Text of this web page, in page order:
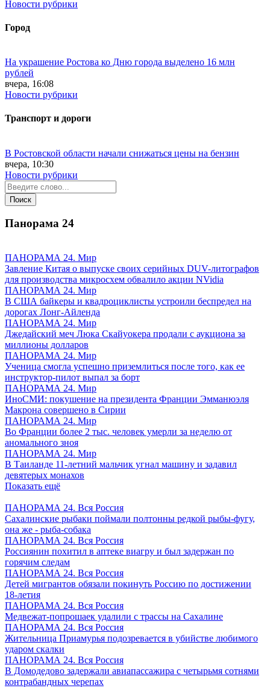
Новости рубрики
Город
На украшение Ростова ко Дню города выделено 16 млн
рублей
вчера, 16:08
Новости рубрики
Транспорт и дороги
В Ростовской области начали снижаться цены на бензин
вчера, 10:30
Новости рубрики
Панорама 24
ПАНОРАМА 24. Мир
Завление Китая о выпуске своих серийных DUV-литографов
для производства микросхем обвалило акции NVidia
ПАНОРАМА 24. Мир
В США байкеры и квадроциклисты устроили беспредел на
дорогах Лонг-Айленда
ПАНОРАМА 24. Мир
Джедайский меч Люка Скайуокера продали с аукциона за
миллионы долларов
ПАНОРАМА 24. Мир
Ученица смогла успешно приземлиться после того, как ее
инструктор-пилот выпал за борт
ПАНОРАМА 24. Мир
ИноСМИ: покушение на президента Франции Эмманюэля
Макрона совершено в Сирии
ПАНОРАМА 24. Мир
Во Франции более 2 тыс. человек умерли за неделю от
аномального зноя
ПАНОРАМА 24. Мир
В Таиланде 11-летний мальчик угнал машину и задавил
девятерых монахов
Показать ещё
ПАНОРАМА 24. Вся Россия
Сахалинские рыбаки поймали полтонны редкой рыбы-фугу,
она же - рыба-собака
ПАНОРАМА 24. Вся Россия
Россиянин похитил в аптеке виагру и был задержан по
горячим следам
ПАНОРАМА 24. Вся Россия
Детей мигрантов обязали покинуть Россию по достижении
18-летия
ПАНОРАМА 24. Вся Россия
Медвежат-попрошаек удалили с трассы на Сахалине
ПАНОРАМА 24. Вся Россия
Жительница Приамурья подозревается в убийстве любимого
ударом скалки
ПАНОРАМА 24. Вся Россия
В Домодедово задержали авиапассажира с четырьмя сотнями
контрабандных черепах